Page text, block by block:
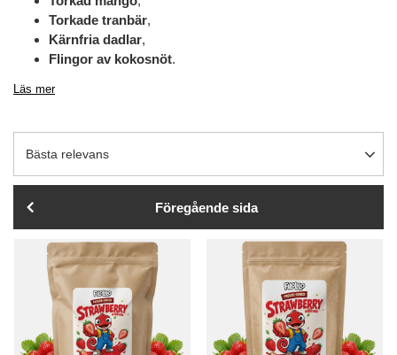
Torkade tranbär,
Kärnfria dadlar,
Flingor av kokosnöt.
Läs mer
Ändra sortering
Bästa relevans
Föregående sida